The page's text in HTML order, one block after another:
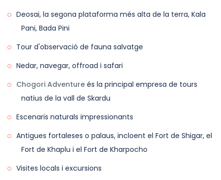
Deosai, la segona plataforma més alta de la terra, Kala
Pani, Bada Pini
Tour d'observació de fauna salvatge
Nedar, navegar, offroad i safari
Chogori Adventure és la principal empresa de tours
natius de la vall de Skardu
Escenaris naturals impressionants
Antigues fortaleses o palaus, incloent el Fort de Shigar, el
Fort de Khaplu i el Fort de Kharpocho
Visites locals i excursions